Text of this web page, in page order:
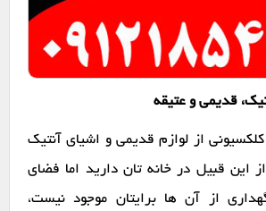
از لوازم قدیمی و اشیای آنتیک
این قبیل در خانه تان دارید اما فضای
از آن ها برایتان موجود نیست،